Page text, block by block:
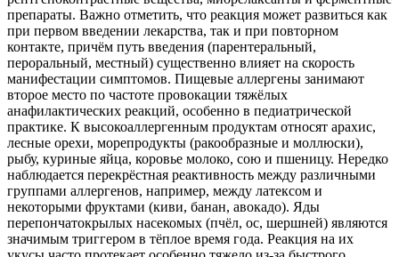
препараты. Важно отметить, что реакция может развиться как
при первом введении лекарства, так и при повторном
контакте, причём путь введения (парентеральный,
пероральный, местный) существенно влияет на скорость
манифестации симптомов. Пищевые аллергены занимают
второе место по частоте провокации тяжёлых
анафилактических реакций, особенно в педиатрической
практике. К высокоаллергенным продуктам относят арахис,
лесные орехи, морепродукты (ракообразные и моллюски),
рыбу, куриные яйца, коровье молоко, сою и пшеницу. Нередко
наблюдается перекрёстная реактивность между различными
группами аллергенов, например, между латексом и
некоторыми фруктами (киви, банан, авокадо). Яды
перепончатокрылых насекомых (пчёл, ос, шершней) являются
значимым триггером в тёплое время года. Реакция на их